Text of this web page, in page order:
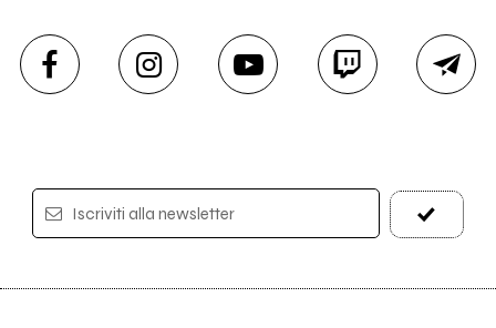
Iscriviti alla newsletter